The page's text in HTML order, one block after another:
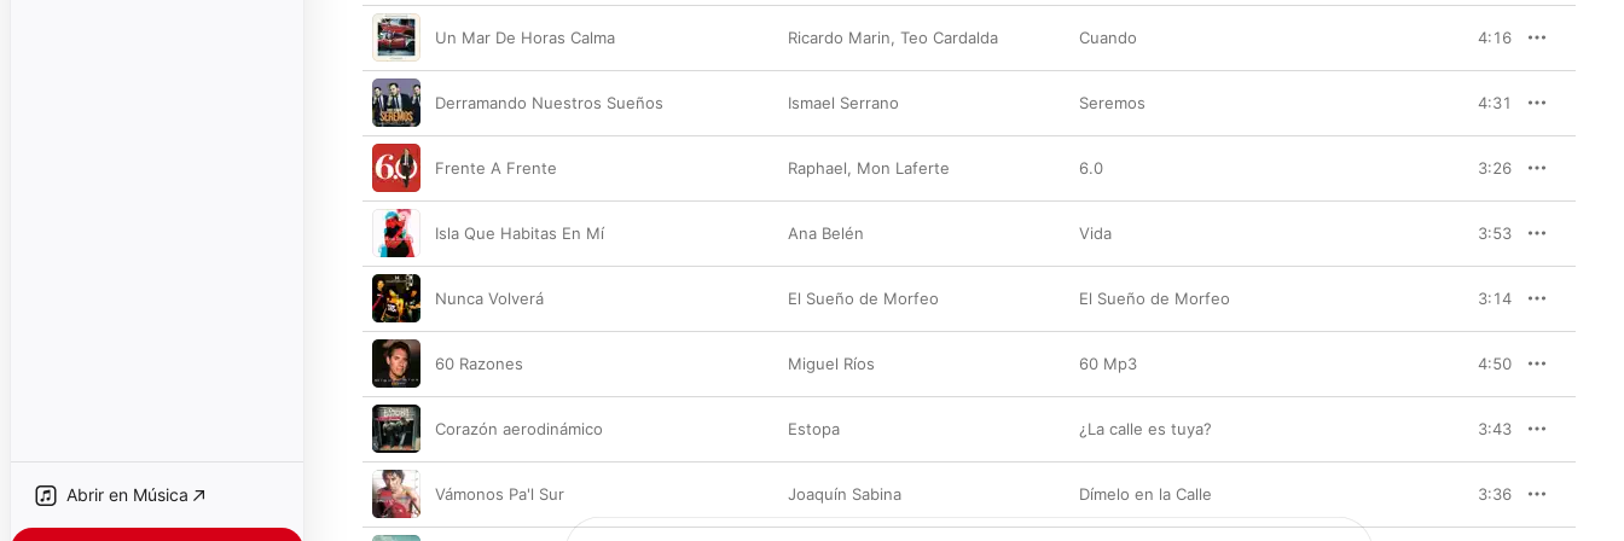
Abrir en Música
Un Mar De Horas Calma Ricardo Marin, Teo Cardalda Cuando 4:16
Derramando Nuestros Sueños Ismael Serrano Seremos 4:31
Frente A Frente Raphael, Mon Laferte 6.0 3:26
Isla Que Habitas En Mí Ana Belén Vida 3:53
Nunca Volverá El Sueño de Morfeo El Sueño de Morfeo 3:14
60 Razones Miguel Ríos 60 Mp3 4:50
Corazón aerodinámico Estopa ¿La calle es tuya? 3:43
Vámonos Pa'l Sur Joaquín Sabina Dímelo en la Calle 3:36